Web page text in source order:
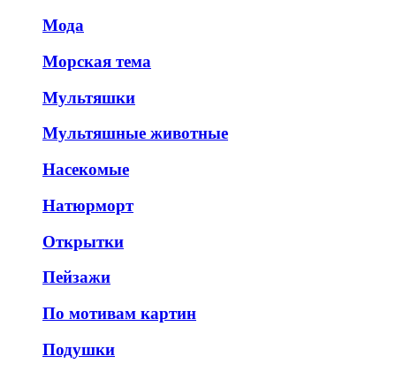
Мода
Морская тема
Мультяшки
Мультяшные животные
Насекомые
Натюрморт
Открытки
Пейзажи
По мотивам картин
Подушки